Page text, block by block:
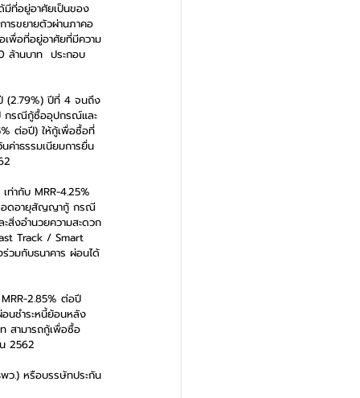
มีที่อยู่อาศัยเป็นของ
ารขยายตัวผ่านภาคอ
เพื่อที่อยู่อาศัยที่มีความ
ล้านบาท  ประกอบ
(2.79%) ปีที่ 4 จนถึง
กรณีกู้ซื้ออุปกรณ์และ
ต่อปี) ให้กู้เพื่อซื้อที่
ค่าธรรมเนียมการยื่น
ากับ MRR-4.25%
ลอดอายุสัญญากู้ กรณี
งอำนวยความสะดวก
Track / Smart
วมกับธนาคาร ผ่อนได้
MRR-2.85% ต่อปี
นชำระหนี้ย้อนหลัง
สามารถกู้เพื่อซื้อ
2562
ว.) หรือบรรษัทประกัน